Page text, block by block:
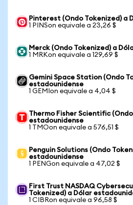
Pinterest (Ondo Tokenized) a
1 PINSon equivale a 23,26 $
Merck (Ondo Tokenized) a
1 MRKon equivale a 129,69 $
Gemini Space Station (Ondo
estadounidense
1 GEMIon equivale a 4,04 $
Thermo Fisher Scientific
estadounidense
1 TMOon equivale a 576,51 $
Penguin Solutions (Ondo
estadounidense
1 PENGon equivale a 47,02 $
First Trust NASDAQ
Tokenized) a Dólar
1 CIBRon equivale a 96,58 $